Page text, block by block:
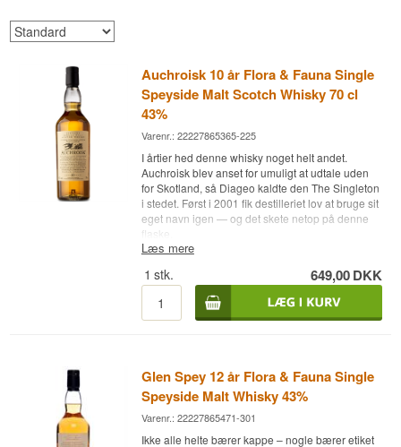
Auchroisk 10 år Flora & Fauna Single
Speyside Malt Scotch Whisky 70 cl
43%
Varenr.: 22227865365-225
I årtier hed denne whisky noget helt andet.
Auchroisk blev anset for umuligt at udtale uden
for Skotland, så Diageo kaldte den The Singleton
i stedet. Først i 2001 fik destilleriet lov at bruge sit
eget navn igen — og det skete netop på denne
flaske.
Auchroisk 10 år Flora & Fauna er en Single
Speyside Malt Scotch Whisky, aftappet ved 43%.
Den indgår i Flora & Fauna-serien, som United
Auchroisk blev bygget i 1974 af Justerini &
Brooks med ét formål: at levere malt til J&B-
blenden. Den første single malt kom i 1978, og
fra 1986 blev den solgt som The Singleton, fordi
Læs mere
1 stk. 649,00DKK
Glen Spey 12 år Flora & Fauna Single
Speyside Malt Whisky 43%
Varenr.: 22227865471-301
Ikke alle helte bærer kappe – nogle bærer etiket